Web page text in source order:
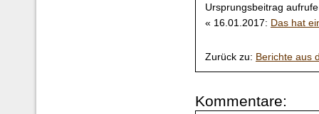
Ursprungsbeitrag
« 16.01.2017: Das hat
Zurück zu: Berichte aus
Kommentare: